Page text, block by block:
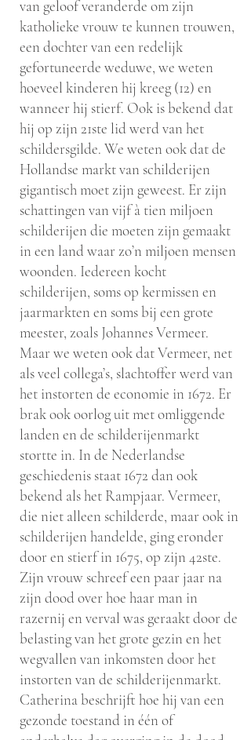
van geloof veranderde om zijn
katholieke vrouw te kunnen trouwen,
een dochter van een redelijk
gefortuneerde weduwe, we weten
hoeveel kinderen hij kreeg (12) en
wanneer hij stierf. Ook is bekend dat
hij op zijn 21ste lid werd van het
schildersgilde. We weten ook dat de
Hollandse markt van schilderijen
gigantisch moet zijn geweest. Er zijn
schattingen van vijf à tien miljoen
schilderijen die moeten zijn gemaakt
in een land waar zo’n miljoen mensen
woonden. Iedereen kocht
schilderijen, soms op kermissen en
jaarmarkten en soms bij een grote
meester, zoals Johannes Vermeer.
Maar we weten ook dat Vermeer, net
als veel collega’s, slachtoffer werd van
het instorten de economie in 1672. Er
brak ook oorlog uit met omliggende
landen en de schilderijenmarkt
stortte in. In de Nederlandse
geschiedenis staat 1672 dan ook
bekend als het Rampjaar. Vermeer,
die niet alleen schilderde, maar ook in
schilderijen handelde, ging eronder
door en stierf in 1675, op zijn 42ste.
Zijn vrouw schreef een paar jaar na
zijn dood over hoe haar man in
razernij en verval was geraakt door de
belasting van het grote gezin en het
wegvallen van inkomsten door het
instorten van de schilderijenmarkt.
Catherina beschrijft hoe hij van een
gezonde toestand in één of